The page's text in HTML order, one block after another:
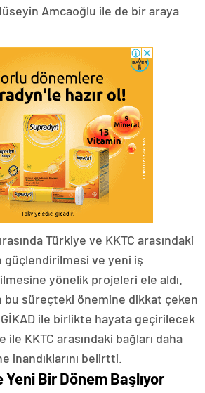
Amcaoğlu ile de bir araya
Türkiye ve KKTC arasındaki
güçlendirilmesi ve yeni iş
yönelik projeleri ele aldı.
bu süreçteki önemine dikkat çeken
ile birlikte hayata geçirilecek
ile KKTC arasındaki bağları daha
inandıklarını belirtti.
Bir Dönem Başlıyor